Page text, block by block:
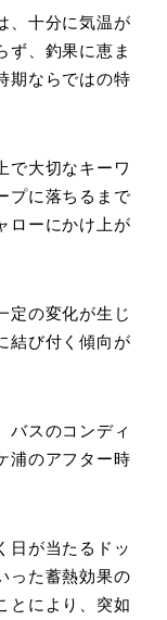
、十分に気温が
ず、釣果に恵ま
期ならではの特
で大切なキーワ
プに落ちるまで
ローにかけ上が
定の変化が生じ
結び付く傾向が
バスのコンディ
浦のアフター時
日が当たるドッ
った蓄熱効果の
とにより、突如